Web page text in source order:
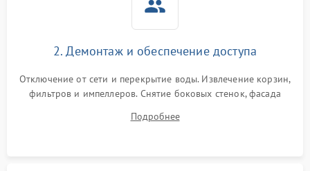
2. Демонтаж и обеспечение доступа
Отключение от сети и перекрытие воды. Извлечение корзин,
фильтров и импеллеров. Снятие боковых стенок, фасада
циркуляционному насосу, ТЭНу и сливной помпе.
Подробнее